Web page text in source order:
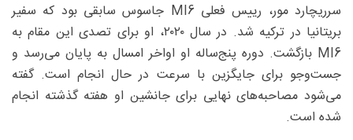
سرریچارد مور، رییس فعلی MI6 جاسوس سابقی بود که سفیر
بریتانیا در ترکیه شد. در سال ۲۰۲۰، او برای تصدی این مقام به
MI6 بازگشت. دوره پنج‌ساله او اواخر امسال به پایان می‌رسد و
جست‌وجو برای جایگزین با سرعت در حال انجام است. گفته
می‌شود مصاحبه‌های نهایی برای جانشین او هفته گذشته انجام
شده است.